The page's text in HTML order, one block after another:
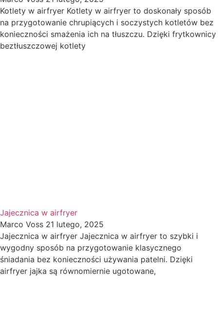
Kotlety w airfryer Kotlety w airfryer to doskonały sposób
na przygotowanie chrupiących i soczystych kotletów bez
konieczności smażenia ich na tłuszczu. Dzięki frytkownicy
beztłuszczowej kotlety
Jajecznica w airfryer
Marco Voss 21 lutego, 2025
Jajecznica w airfryer Jajecznica w airfryer to szybki i
wygodny sposób na przygotowanie klasycznego
śniadania bez konieczności używania patelni. Dzięki
airfryer jajka są równomiernie ugotowane,